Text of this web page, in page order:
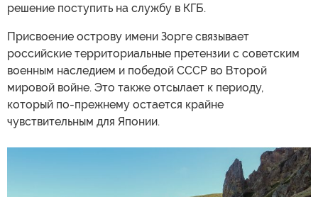
решение поступить на службу в КГБ.
Присвоение острову имени Зорге связывает
российские территориальные претензии с советским
военным наследием и победой СССР во Второй
мировой войне. Это также отсылает к периоду,
который по-прежнему остается крайне
чувствительным для Японии.